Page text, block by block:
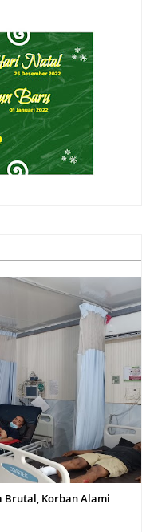
Brutal, Korban Alami